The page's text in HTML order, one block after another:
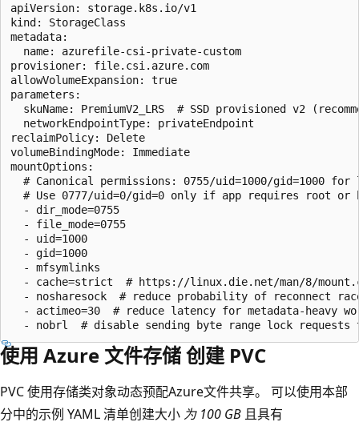
apiVersion: storage.k8s.io/v1
kind: StorageClass
metadata:
  name: azurefile-csi-private-custom
provisioner: file.csi.azure.com
allowVolumeExpansion: true
parameters:
skuName: PremiumV2_LRS  # SSD provisioned v2
  networkEndpointType: privateEndpoint
reclaimPolicy: Delete
volumeBindingMode: Immediate
mountOptions:
# Canonical permissions: 0755/uid=1000/gid=1000 for
# Use 0777/uid=0/gid=0 only if app requires root or
  - dir_mode=0755
  - file_mode=0755
  - uid=1000
  - gid=1000
  - mfsymlinks
- cache=strict  # https://linux.die.net/man/8/
- nosharesock  # reduce probability of reconnect
- actimeo=30  # reduce latency for metadata-heavy
使用 Azure 文件存储 创建 PVC
PVC 使用存储类对象动态预配Azure文件共享。 可以使用本部
分中的示例 YAML 清单创建大小 为 100 GB 且具有